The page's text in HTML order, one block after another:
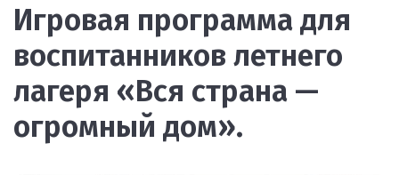
Игровая программа для
воспитанников летнего
лагеря «Вся страна —
огромный дом».